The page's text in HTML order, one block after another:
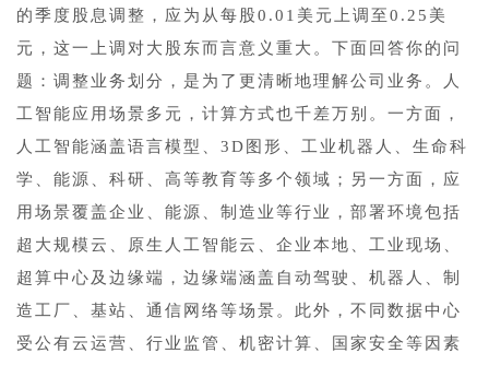
的季度股息调整，应为从每股0.01美元上调至0.25美
元，这一上调对大股东而言意义重大。下面回答你的问
题：调整业务划分，是为了更清晰地理解公司业务。人
工智能应用场景多元，计算方式也千差万别。一方面，
人工智能涵盖语言模型、3D图形、工业机器人、生命科
学、能源、科研、高等教育等多个领域；另一方面，应
用场景覆盖企业、能源、制造业等行业，部署环境包括
超大规模云、原生人工智能云、企业本地、工业现场、
超算中心及边缘端，边缘端涵盖自动驾驶、机器人、制
造工厂、基站、通信网络等场景。此外，不同数据中心
受公有云运营、行业监管、机密计算、国家安全等因素